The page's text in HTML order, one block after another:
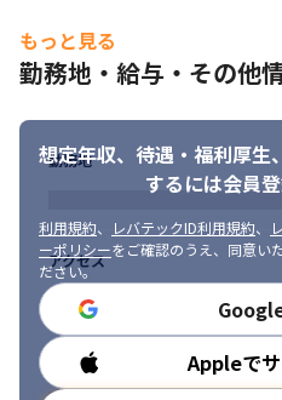
もっと見る
勤務地・給与・その他
想定年収、待遇・福利厚生、
するには会員
利用規約、 レバテックID利用規約、
ーポリシーをご確認のうえ、同意い
ださい。
Appleで
勤務地
アクセス
勤務時間